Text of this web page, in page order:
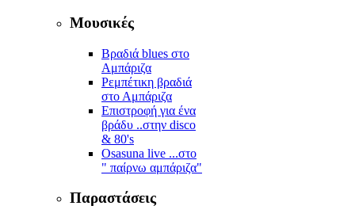
Μουσικές
Βραδιά blues στο
Αμπάριζα
Ρεμπέτικη βραδιά
στο Αμπάριζα
Επιστροφή για ένα
βράδυ ..στην disco
& 80's
Osasuna live ...στο
" παίρνω αμπάριζα"
Παραστάσεις